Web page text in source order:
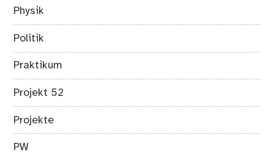
Physik
Politik
Praktikum
Projekt 52
Projekte
PW